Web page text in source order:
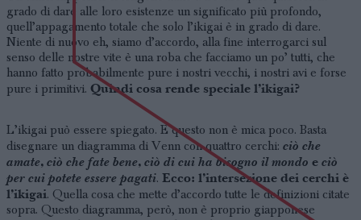
grado di dare alle loro esistenze un significato più profondo,
quell’appagamento totale che solo l’ikigai è in grado di dare.
Niente di nuovo eh, siamo d’accordo, alla fine interrogarci sul
senso delle nostre vite è una roba che facciamo un po’ tutti, che
hanno fatto probabilmente pure i nostri vecchi, i nostri avi e forse
pure i primitivi. Quindi cosa rende speciale l’ikigai?
L’ikigai può essere spiegato. E questo non è mica poco. Basta
disegnare un diagramma di Venn con quattro cerchi: ciò che
amate, ciò che fate bene, ciò di cui ha bisogno il mondo e ciò
per cui potete essere pagati. Ecco: l’intersezione dei cerchi è
l’ikigai. Quella cosa che mette d’accordo tutte le definizioni citate
sopra. Questo diagramma, però, non è proprio giapponese